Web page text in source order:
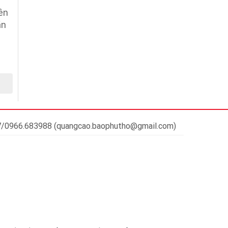
(quangcao.baophutho@gmail.com)